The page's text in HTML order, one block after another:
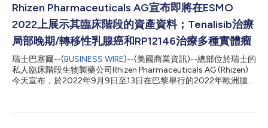
Rhizen Pharmaceuticals AG宣布即將在ESMO
2022上展示其臨床階段的資產資料；Tenalisib治療
局部晚期/轉移性乳腺癌和RP12146治療多種實體瘤
瑞士巴塞爾--(BUSINESS WIRE)--(美國商業資訊)--總部位於瑞士的
私人臨床階段生物製藥公司Rhizen Pharmaceuticals AG (Rhizen)
今天宣布，於2022年9月9日至13日在巴黎舉行的2022年歐洲腫瘤
的結論資料。 Tenalisib是一種具有額外SIK3抑制活性的分化型PI3K